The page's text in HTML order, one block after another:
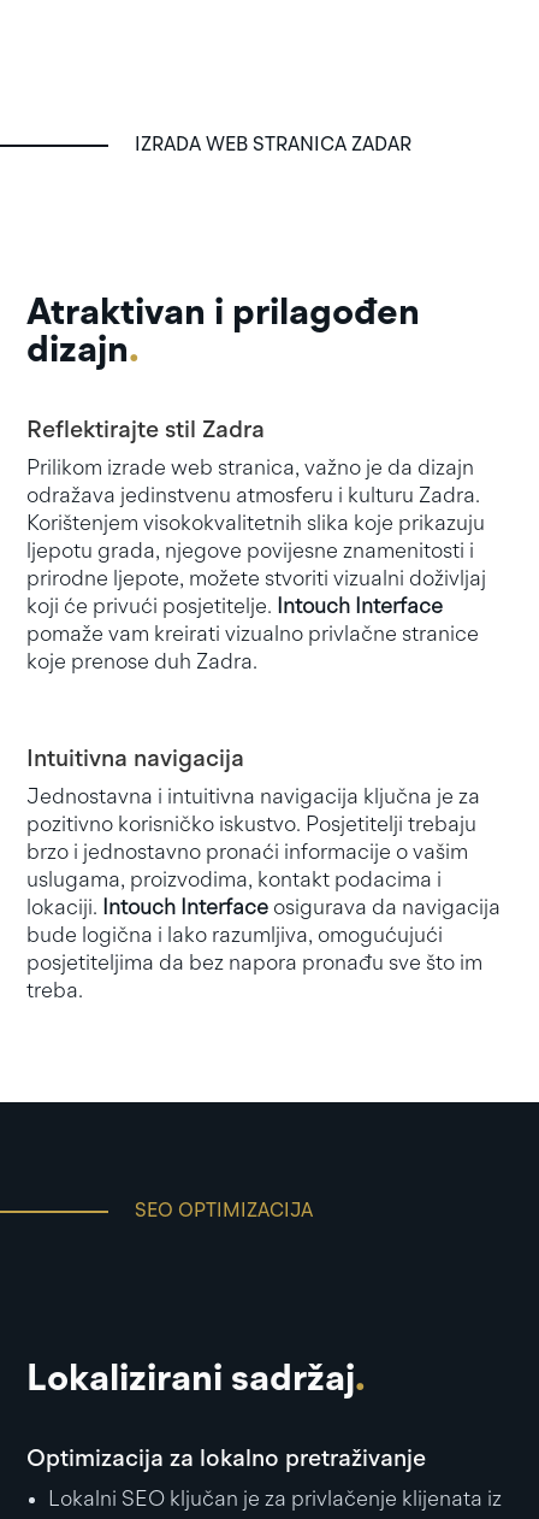
IZRADA WEB STRANICA ZADAR
Atraktivan i prilagođen
dizajn.
Reflektirajte stil Zadra
Prilikom izrade web stranica, važno je da dizajn
odražava jedinstvenu atmosferu i kulturu Zadra.
Korištenjem visokokvalitetnih slika koje prikazuju
ljepotu grada, njegove povijesne znamenitosti i
prirodne ljepote, možete stvoriti vizualni doživljaj
koji će privući posjetitelje.
Intouch Interface
pomaže vam kreirati vizualno privlačne stranice
koje prenose duh Zadra.
Intuitivna navigacija
Jednostavna i intuitivna navigacija ključna je za
pozitivno korisničko iskustvo. Posjetitelji trebaju
brzo i jednostavno pronaći informacije o vašim
uslugama, proizvodima, kontakt podacima i
lokaciji.
Intouch Interface osigurava da navigacija
bude logična i lako razumljiva, omogućujući
posjetiteljima da bez napora pronađu sve što im
treba.
SEO OPTIMIZACIJA
Lokalizirani sadržaj.
Optimizacija za lokalno pretraživanje
Lokalni SEO ključan je za privlačenje klijenata iz